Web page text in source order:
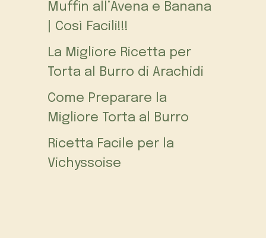
Muffin all’Avena e Banana
| Così Facili!!!
La Migliore Ricetta per
Torta al Burro di Arachidi
Come Preparare la
Migliore Torta al Burro
Ricetta Facile per la
Vichyssoise